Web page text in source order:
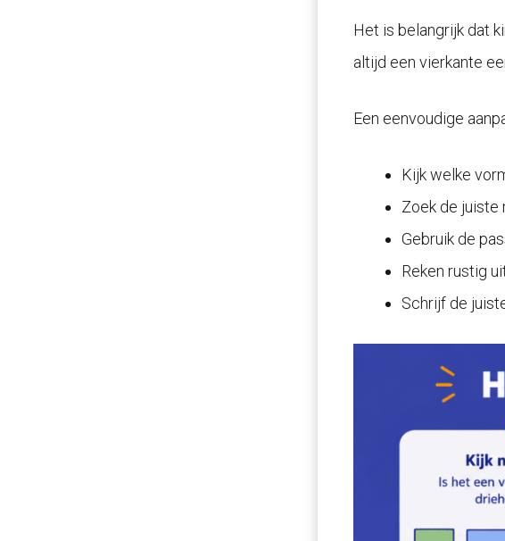
Het is belangrijk dat
altijd een vierkante
Een eenvoudige
Kijk welke
Zoek de juiste
Gebruik de
Reken rustig
Schrijf de